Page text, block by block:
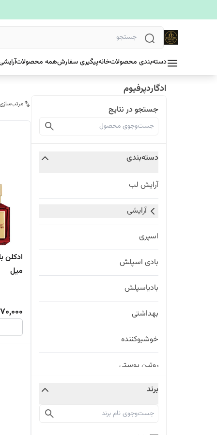
دسته‌بندی محصولاتخانهپیگیری سفارشهمه محصولات
ادگاردپرفیوم
جستجو در نتایج
دسته‌بندی
آرایش لب
آرایشی
اسپری
بادی اسپلش
بادیاسپلش
بهداشتی
خوشبوکننده
روتین پوستی
زیرساز ارایشی
عطر و ادکلن
برند
میل